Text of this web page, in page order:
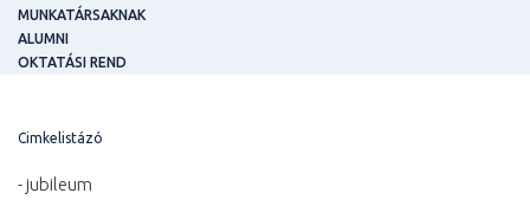
MUNKATÁRSAKNAK
ALUMNI
OKTATÁSI REND
Cimkelistázó
- jubileum